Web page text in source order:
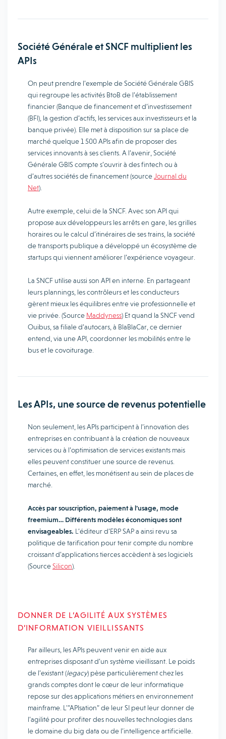
Société Générale et SNCF multiplient les
APIs
On peut prendre l’exemple de Société Générale GBIS
qui regroupe les activités BtoB de l’établissement
financier (Banque de financement et d’investissement
(BFI), la gestion d’actifs, les services aux investisseurs et la
banque privée). Elle met à disposition sur sa place de
marché quelque 1 500 APIs afin de proposer des
services innovants à ses clients. A l’avenir, Société
Générale GBIS compte s’ouvrir à des fintech ou à
d’autres sociétés de financement (sourceJournal du
Net).
Autre exemple, celui de la SNCF. Avec son API qui
propose aux développeurs les arrêts en gare, les grilles
horaires ou le calcul d’itinéraires de ses trains, la société
de transports publique a développé un écosystème de
startups qui viennent améliorer l’expérience voyageur.
La SNCF utilise aussi son API en interne. En partageant
leurs plannings, les contrôleurs et les conducteurs
gèrent mieux les équilibres entre vie professionnelle et
vie privée. (Source Maddyness) Et quand la SNCF vend
Ouibus, sa filiale d’autocars, à BlaBlaCar, ce dernier
entend, via une API, coordonner les mobilités entre le
bus et le covoiturage.
Les APIs, une source de revenus potentielle
Non seulement, les APIs participent à l’innovation des
entreprises en contribuant à la création de nouveaux
services ou à l’optimisation de services existants mais
elles peuvent constituer une source de revenus.
Certaines, en effet, les monétisent au sein de places de
marché.
Accès par souscription, paiement à l’usage, mode
freemium… Différents modèles économiques sont
envisageables. L’éditeur d’ERP SAP a ainsi revu sa
politique de tarification pour tenir compte du nombre
croissant d’applications tierces accèdent à ses logiciels
(SourceSilicon).
DONNER DE L’AGILITÉ AUX SYSTÈMES
D’INFORMATION VIEILLISSANTS
Par ailleurs, les APIs peuvent venir en aide aux
entreprises disposant d’un système vieillissant. Le poids
de l’existant (legacy) pèse particulièrement chez les
grands comptes dont le cœur de leur informatique
repose sur des applications métiers en environnement
mainframe. L'”APIsation” de leur SI peut leur donner de
l’agilité pour profiter des nouvelles technologies dans
le domaine du big data ou de l’intelligence artificielle.